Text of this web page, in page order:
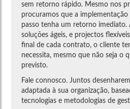
sem retorno rápido. Mesmo nos
procuramos que a implementação
passo tenha um retorno imediato.
soluções ágeis, e projectos
final de cada contrato, o cliente
necessita, mesmo que não seja o
previsto.
Fale connosco. Juntos
adaptada à sua organização,
tecnologias e metodologias de